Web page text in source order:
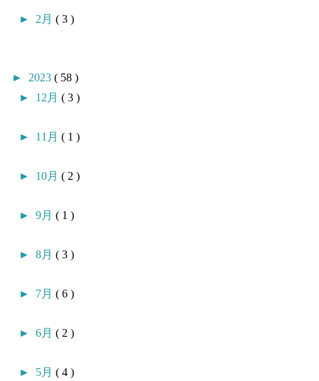
► 2月 ( 3 )
► 2023 ( 58 )
► 12月 ( 3 )
► 11月 ( 1 )
► 10月 ( 2 )
► 9月 ( 1 )
► 8月 ( 3 )
► 7月 ( 6 )
► 6月 ( 2 )
► 5月 ( 4 )